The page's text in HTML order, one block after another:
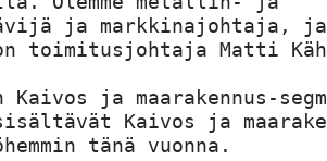
ja markkinajohtaja, ja
toimitusjohtaja Matti
ja maarakennus-
Kaivos ja
tänä vuonna.